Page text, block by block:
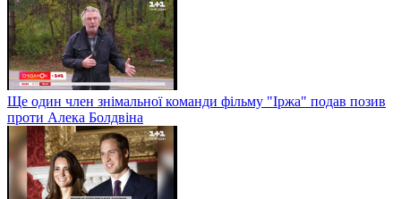
Ще один член знімальної команди фільму "Іржа" подав позив
проти Алека Болдвіна